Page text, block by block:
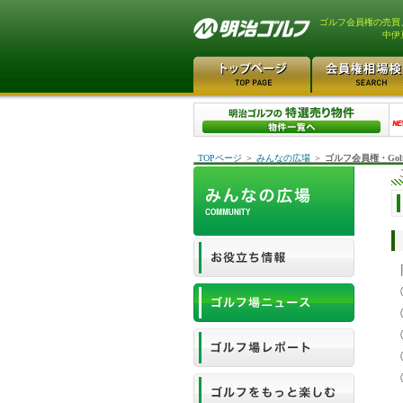
ゴルフ会員権の売
中伊
TOPページ ＞ みんなの広場 ＞ ゴルフ会員権・